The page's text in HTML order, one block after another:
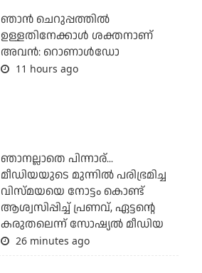
ഞാന്‍ ചെറുപ്പത്തില്‍
ഉള്ളതിനേക്കാള്‍ ശക്തനാണ്
അവന്‍: റൊണാള്‍ഡോ
11 hours ago
ഞാനല്ലാതെ പിന്നാര്...
മീഡിയയുടെ മുന്നില്‍ പരിഭ്രമിച്ച
വിസ്മയയെ നോട്ടം കൊണ്ട്
ആശ്വസിപ്പിച്ച് പ്രണവ്, ഏട്ടന്റെ
കരുതലെന്ന് സോഷ്യല്‍ മീഡിയ
26 minutes ago